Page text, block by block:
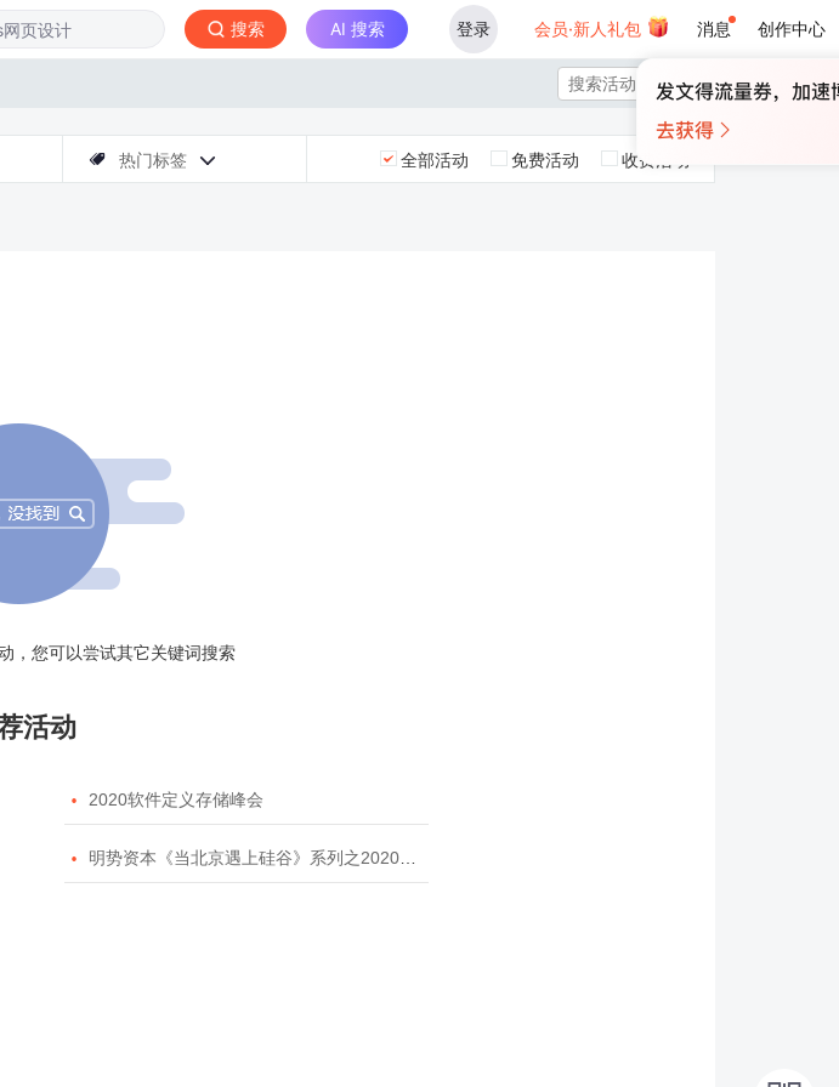
搜索 AI 搜索 登录 会员·新人礼包 消息 创作中心

 热门标签  全部活动 免费活动 收费活动
，您可以尝试其它关键词搜索
活动
 2020软件定义存储峰会
 明势资本《当北京遇上硅谷》系列之2020年度开源峰会